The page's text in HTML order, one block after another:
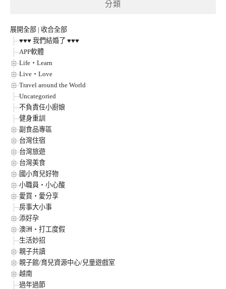
分類
展開全部 | 收合全部
♥♥♥ 我們結婚了 ♥♥♥
APP軟體
Life‧Learn
Live‧Love
Travel around the World
Uncategoried
不負責任小廚娘
健身重訓
副食品專區
台灣住宿
台灣旅遊
台灣美食
國小育兒好物
小職員‧小心酸
愛買‧愛分享
房事大小事
添好孕
澳洲‧打工度假
生活妙招
親子共讀
親子館/育兒資源中心/兒童遊戲室
越南
過年過節